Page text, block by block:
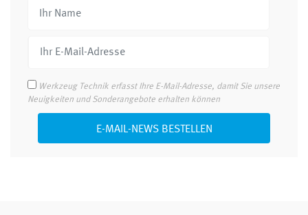
Werkzeug Technik erfasst Ihre E-Mail-Adresse, damit Sie unsere
Neuigkeiten und Sonderangebote erhalten können
E-MAIL-NEWS BESTELLEN